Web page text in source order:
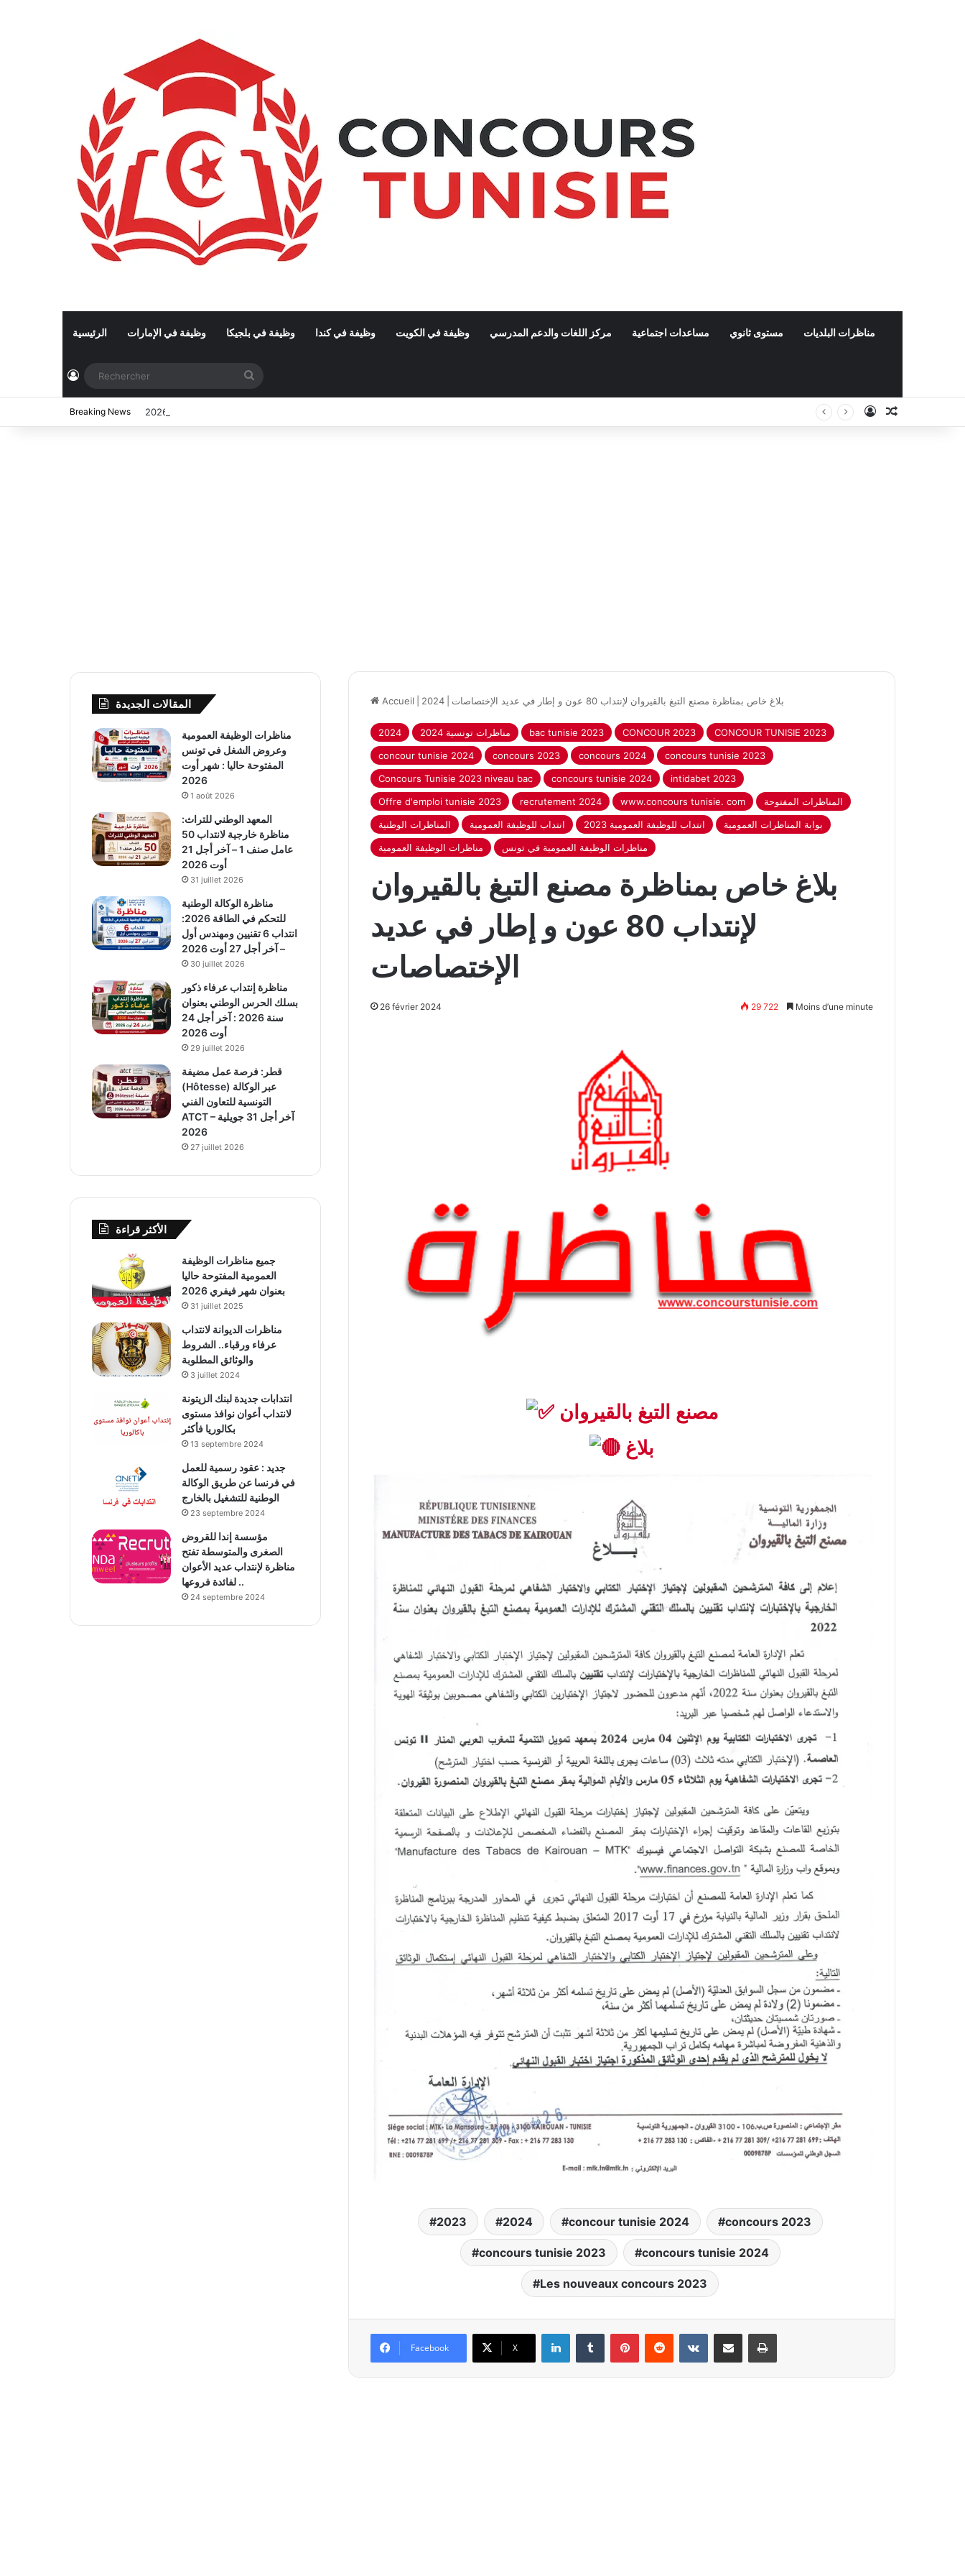
الرئيسية وظيفة في الإمارات وظيفة في بلجيكا وظيفة في كندا وظيفة في الكويت مركز اللغات والدعم المدرسي مساعدات اجتماعية مستوى ثانوي مناظرات البلديات
Connexion
Breaking News Connexion
Article
Accueil 2024 بلاغ خاص بمناظرة مصنع التبغ بالقيروان لإنتداب 80 عون و إطار في عديد الإختصاصات
2024 2024 مناظرات تونسية bac tunisie 2023 CONCOUR 2023
CONCOUR TUNISIE 2023
concour tunisie 2024
concours 2023 concours 2024
concours tunisie 2023
Concours Tunisie 2023 niveau bac
concours tunisie 2024
intidabet 2023
Offre d'emploi tunisie 2023
recrutement 2024 www.concours tunisie. com
المناظرات المفتوحة
المناظرات الوطنية
انتداب للوظيفة العمومية انتداب للوظيفة العمومية 2023
بوابة المناظرات العمومية
مناظرات الوظيفة العمومية
‎مناظرات الوظيفة العمومية في تونس
بلاغ خاص بمناظرة مصنع التبغ بالقيروان
لإنتداب 80 عون و إطار في عديد
الإختصاصات
26 février 2024 29 722 Moins d’une minute
مصنع التبغ بالقيروان
بلاغ
2023 2024 concour tunisie 2024 concours 2023
concours tunisie 2023 concours tunisie 2024
Les nouveaux concours 2023
Facebook X
LinkedinTumblr PinterestReddit VKontaktePartager par email Imprimer
المقالات الجديدة
مناظرات الوظيفة العمومية
وعروض الشغل في تونس
المفتوحة حاليا : شهر أوت
2026
1 août 2026
المعهد الوطني للتراث:
مناظرة خارجية لانتداب 50
عامل صنف 1 – آخر أجل 21
أوت 2026
31 juillet 2026
مناظرة الوكالة الوطنية
للتحكم في الطاقة 2026:
انتداب 6 تقنيين ومهندس أول
– آخر أجل 27 أوت 2026
30 juillet 2026
مناظرة إنتداب عرفاء ذكور
بسلك الحرس الوطني بعنوان
سنة 2026 : آخر أجل 24
أوت 2026
29 juillet 2026
قطر: فرصة عمل مضيفة
(Hôtesse) عبر الوكالة
التونسية للتعاون الفني
ATCT – آخر أجل 31 جويلية
2026
27 juillet 2026
الأكثر قراءة
جميع مناظرات الوظيفة
العمومية المفتوحة حاليا
بعنوان شهر فيفري 2026
31 juillet 2025
مناظرات الديوانة لانتداب
عرفاء ورقباء.. الشروط
والوثائق المطلوبة
3 juillet 2024
انتدابات جديدة لبنك الزيتونة
لانتداب أعوان نوافذ مستوى
بكالوريا فأكثر
13 septembre 2024
جديد : عقود رسمية للعمل
في فرنسا عن طريق الوكالة
الوطنية للتشغيل بالخارج
23 septembre 2024
مؤسسة إندا للقروض
الصغرى والمتوسطة تفتح
مناظرة لإنتداب عديد الأعوان
لفائدة فروعها ..
24 septembre 2024